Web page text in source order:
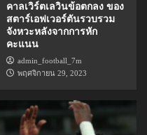
คาลเวิร์ตเลวินข้อตกลง ของ
สตาร์เอฟเวอร์ตันรวบรวม
จังหวะหลังจากการหัก
คะแนน
admin_football_7m
พฤศจิกายน 29, 2023